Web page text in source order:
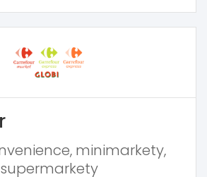
minimarkety,
supermarkety